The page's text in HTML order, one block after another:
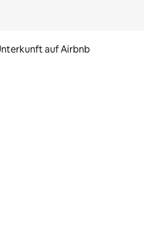
auf Airbnb